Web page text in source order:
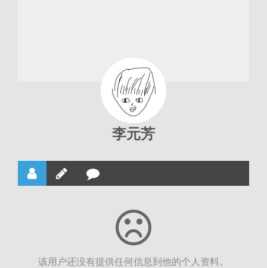
李元芳
该用户还没有提供任何信息到他的个人资料。